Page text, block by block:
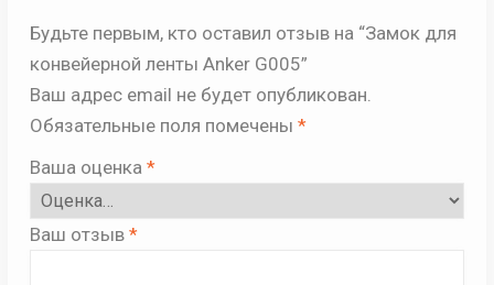
Будьте первым, кто оставил отзыв на “Замок для
конвейерной ленты Anker G005”
Ваш адрес email не будет опубликован.
Обязательные поля помечены *
Ваша оценка *
Ваш отзыв *